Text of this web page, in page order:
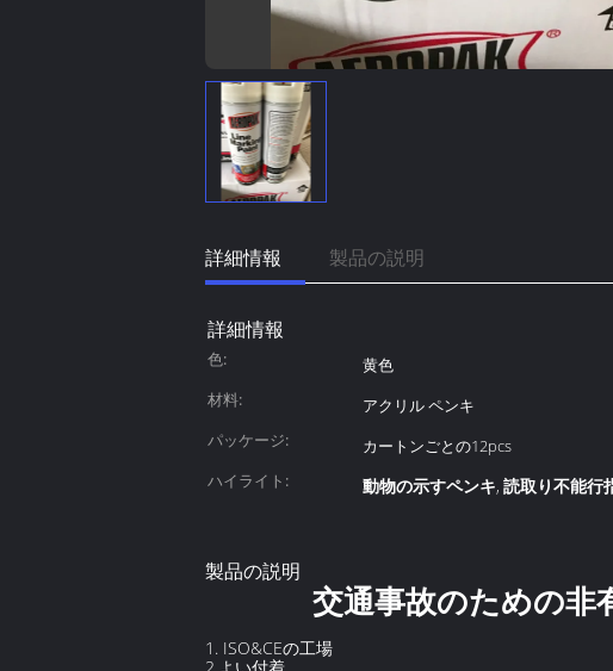
詳細情報 製品の説明
詳細情報
色: 黄色
材料:
アクリル ペンキ
パッケージ:
カートンごとの12pcs
ハイライト:
動物の示すペンキ, 読取り不能行
製品の説明
交通事故のための非
1. ISO&CEの工場